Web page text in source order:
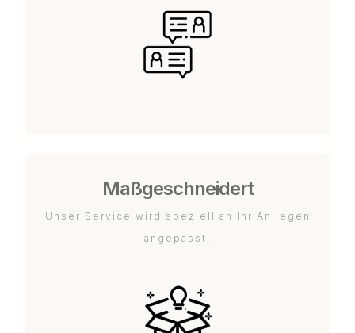
Maßgeschneidert
Unser Service wird speziell an Ihr Anliegen
angepasst.